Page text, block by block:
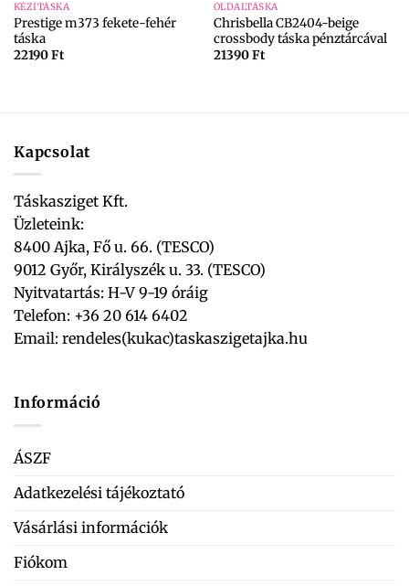
KÉZITÁSKA
Prestige m373 fekete-fehér
táska
22190Ft
OLDALTÁSKA
Chrisbella CB2404-beige
crossbody táska pénztárcával
21390Ft
Kapcsolat
Táskasziget Kft.
Üzleteink:
8400 Ajka, Fő u. 66. (TESCO)
9012 Győr, Királyszék u. 33. (TESCO)
Nyitvatartás: H-V 9-19 óráig
Telefon: +36 20 614 6402
Email: rendeles(kukac)taskaszigetajka.hu
Információ
ÁSZF
Adatkezelési tájékoztató
Vásárlási információk
Fiókom